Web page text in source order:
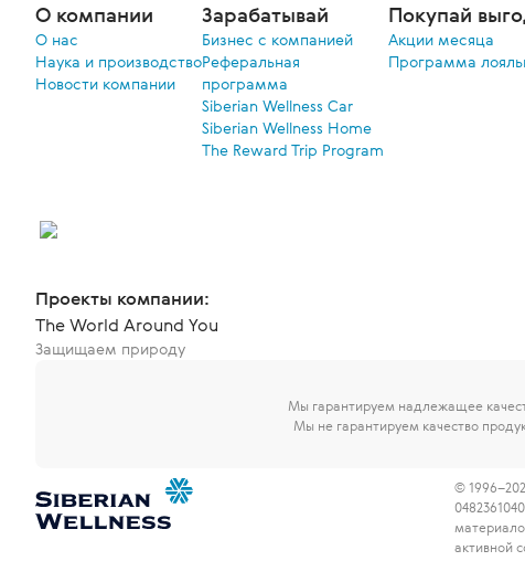
О компании
О нас
Наука и производство
Новости компании
Зарабатывай
Бизнес с компанией
Реферальная
программа
Siberian Wellness Car
Siberian Wellness Home
The Reward Trip Program
Покупай
Акции меcяца
Программа
Проекты компании:
The World Around You
Защищаем природу
Мы гарантируем надлежащее
Мы не гарантируем качество
©
активной